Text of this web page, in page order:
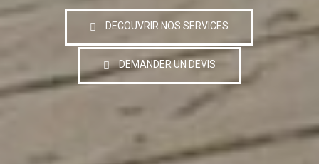
DECOUVRIR NOS SERVICES
DEMANDER UN DEVIS